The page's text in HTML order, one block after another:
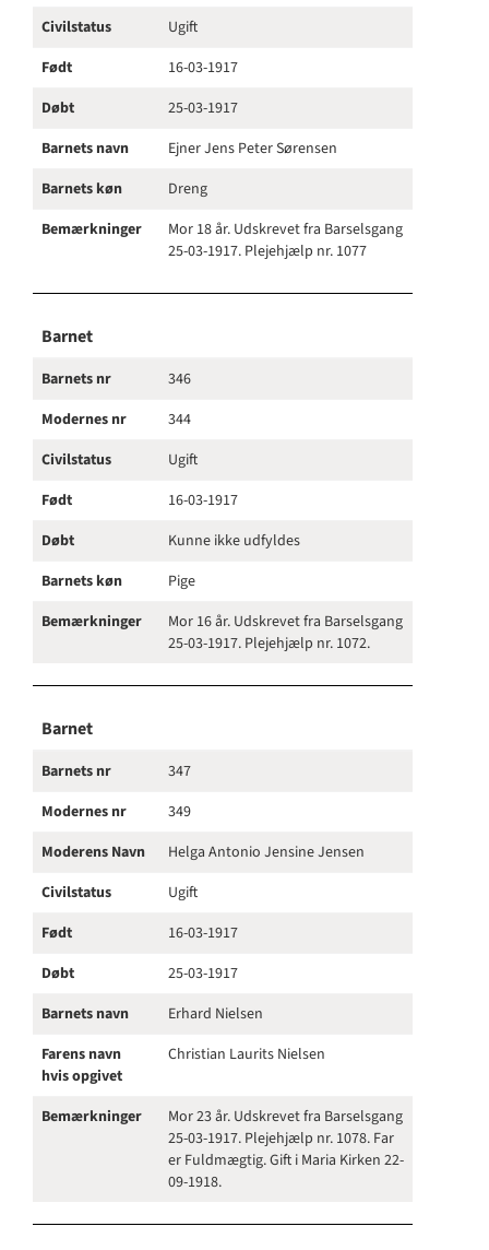
Civilstatus
Ugift
Født
16-03-1917
Døbt
25-03-1917
Barnets navn
Ejner Jens Peter Sørensen
Barnets køn
Dreng
Bemærkninger
Mor 18 år. Udskrevet fra Barselsgang
25-03-1917. Plejehjælp nr. 1077
Barnet
Barnets nr
346
Modernes nr
344
Civilstatus
Ugift
Født
16-03-1917
Døbt
Kunne ikke udfyldes
Barnets køn
Pige
Bemærkninger
Mor 16 år. Udskrevet fra Barselsgang
25-03-1917. Plejehjælp nr. 1072.
Barnet
Barnets nr
347
Modernes nr
349
Moderens Navn
Helga Antonio Jensine Jensen
Civilstatus
Ugift
Født
16-03-1917
Døbt
25-03-1917
Barnets navn
Erhard Nielsen
Farens navn
hvis opgivet
Christian Laurits Nielsen
Bemærkninger
Mor 23 år. Udskrevet fra Barselsgang
25-03-1917. Plejehjælp nr. 1078. Far
er Fuldmægtig. Gift i Maria Kirken 22-
09-1918.